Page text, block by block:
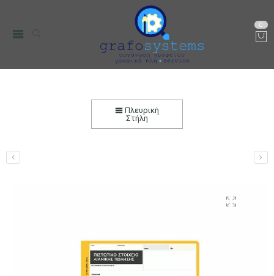
0
Χαρτικά-Είδη Γραφείου Λογιστικά Έντυπα
Πλευρική
Στήλη